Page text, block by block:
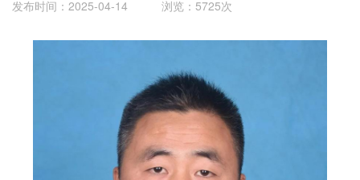
发布时间：2025-04-14 浏览：5725次